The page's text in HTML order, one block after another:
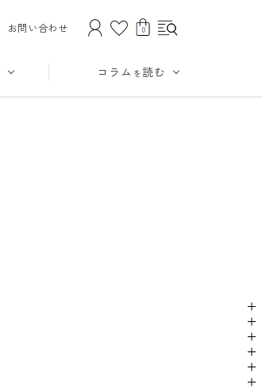
お問い合わせ 0
コラム を読む